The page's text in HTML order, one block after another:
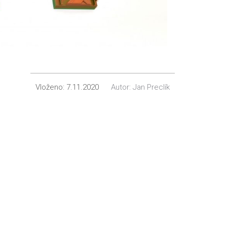
Vloženo: 7.11.2020 Autor: Jan Preclík